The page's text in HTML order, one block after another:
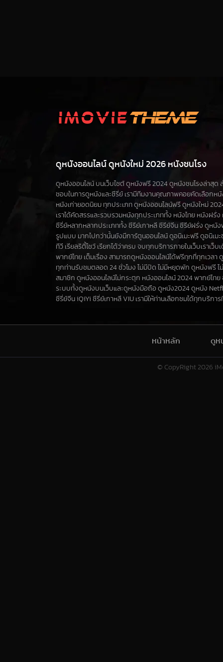
ดูหนังออนไลน์ ดูหนังใหม่ 2026 หนังชนโรง
ดูหนังออนไลน์ บนเว็บไซต์ ดูหนังฟรี 2024 ดูหนังชนโรงล่าสุด
ชอบในการดูหนังและซีรี่ย์ เรามีทีมงานคุณภาพคอยคัดเลือกหนั
หนังเก่ายอดนิยม ทุกประเภท ดูหนังออนไลน์ฟรี ดูหนังใหม่
เราได้คัดสรรและรวบรวมหนังทุกประเภททั้ง หนังไทย หนังฝรั่ง
ซีรี่ย์หลากหลากประเภททั้ง ซีรีย์เกาหลี ซีรีย์จีน ซีรีย์ฝรั่ง ดูหนั
รูปแบบ มากไปกว่านั้นยังมีการ์ตูนออนไลน์ ดูอนิเมะฟรี ดูอนิเมะ
ทีวี เรียลริตี้โชว์ เรียกได้ว่าครบ จบทุกบริการภายในเว็บเราเว็
พากย์ไทย เต็มเรื่อง สามารถดูหนังออนไลน์ได้ฟรีทุกที่ทุกเวลา
ทุกท่านรับชมตลอด 24 ชั่วโมง ไม่มีปิด ไม่มีหยุดพัก ดูหนังฟรี ไ
สมาชิก ดูหนังออนไลน์ไม่กระตุก หนังออนไลน์ 2024 พากย์ไทย
ระบบทั้งดูหนังบนเว็บและดูหนังมือถือ ดูหนัง2024 ดูหนัง
ซีรี่ย์จีน iQiYi ซีรี่ย์เกาหลี VIU เรามีให้ท่านเลือกชมได้ทุกบริกา
หน้าหลัก ดูห
© CopyRight 2026